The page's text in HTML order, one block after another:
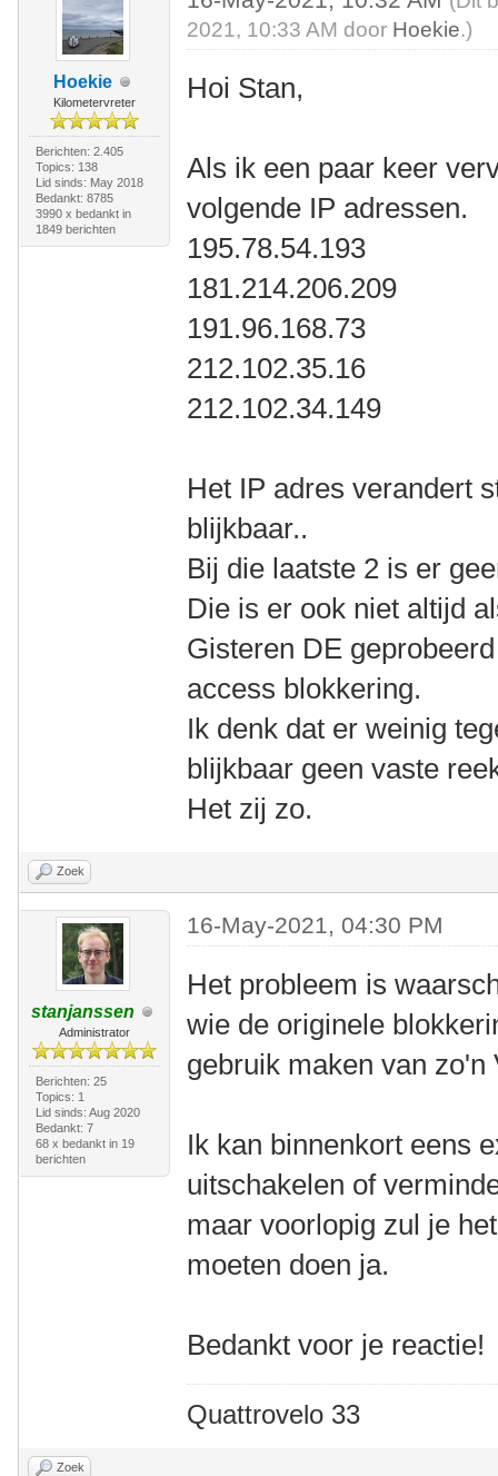
Hoekie
Kilometervreter
Berichten: 2.405
Topics: 138
Lid sinds: May 2018
Bedankt: 8785
3990 x bedankt in
1849 berichten
2021, 10:33 AM door Hoekie.)
Hoi Stan,
Als ik een paar keer
volgende IP adressen.
195.78.54.193
181.214.206.209
191.96.168.73
212.102.35.16
212.102.34.149
Het IP adres verandert
blijkbaar..
Bij die laatste 2 is er
Die is er ook niet altijd
Gisteren DE
access blokkering.
Ik denk dat er weinig
blijkbaar geen vaste
Het zij zo.
Zoek
stanjanssen
Administrator
Berichten: 25
Topics: 1
Lid sinds: Aug 2020
Bedankt: 7
68 x bedankt in 19
berichten
16-May-2021, 04:30 PM
Het probleem is
wie de originele
gebruik maken van zo'n
Ik kan binnenkort eens
uitschakelen of
maar voorlopig zul je
moeten doen ja.
Bedankt voor je reactie!
Quattrovelo 33
Zoek